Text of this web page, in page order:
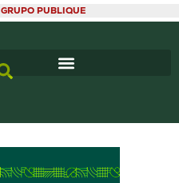
GRUPO PUBLIQUE